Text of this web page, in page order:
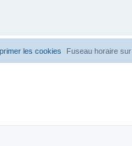
Fuseau horaire sur
les cookies